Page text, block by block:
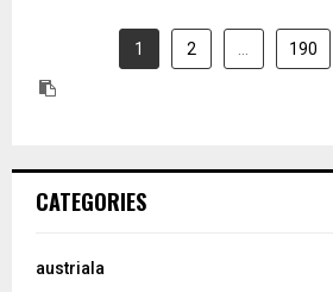
1 2 … 190
CATEGORIES
austriala